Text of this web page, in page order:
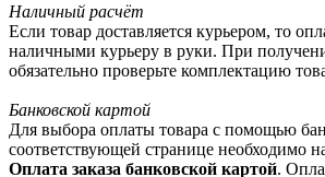
Наличный расчёт
Если товар доставляется курьером, то
наличными курьеру в руки. При
обязательно проверьте комплектацию
Банковской картой
Для выбора оплаты товара с помощью
соответствующей странице необходимо
Оплата заказа банковской картой.